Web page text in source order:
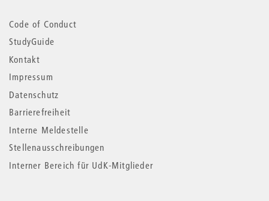
Code of Conduct
StudyGuide
Kontakt
Impressum
Datenschutz
Barrierefreiheit
Interne Meldestelle
Stellenausschreibungen
Interner Bereich für UdK-Mitglieder